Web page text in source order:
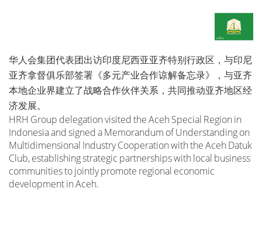
华人会集团代表团出访印度尼西亚亚齐特别行政区，与印尼
亚齐拿督俱乐部签署《多元产业合作谅解备忘录》，与亚齐
本地企业界建立了战略合作伙伴关系，共同推动亚齐地区经
济发展。
HRH Group delegation visited the Aceh Special Region in
Indonesia and signed a Memorandum of Understanding on
Multidimensional Industry Cooperation with the Aceh Datuk
Club, establishing strategic partnerships with local business
communities to jointly promote regional economic
development in Aceh.